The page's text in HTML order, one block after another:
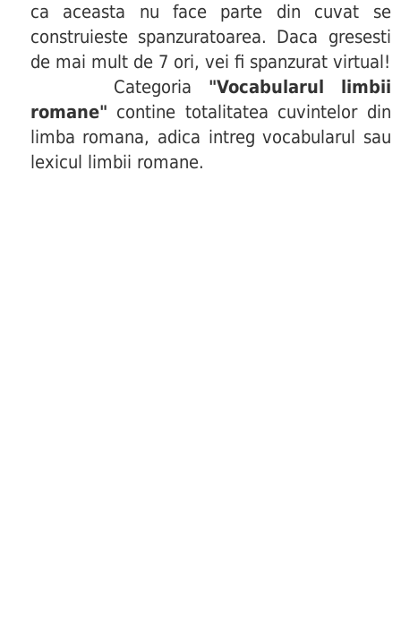
ca aceasta nu face parte din cuvat se
construieste spanzuratoarea. Daca gresesti
de mai mult de 7 ori, vei fi spanzurat virtual!
Categoria "Vocabularul limbii
romane" contine totalitatea cuvintelor din
limba romana, adica intreg vocabularul sau
lexicul limbii romane.